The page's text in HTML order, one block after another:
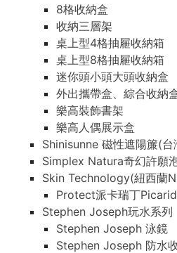
8格收納盒
收納三層架
桌上型4格抽屜收納箱
桌上型8格抽屜收納箱
迷你頭小頭大頭收納盒
外出攜帶盒、綜合收納
樂高裝飾書架
樂高人偶展示盒
Shinisunne 磁性遮陽簾(台
Simplex Natura奇幻許願
Skin Technology(紐西蘭
Protect派卡瑞丁
Stephen Joseph玩水系列
Stephen Joseph 泳鏡
Stephen Joseph 防水